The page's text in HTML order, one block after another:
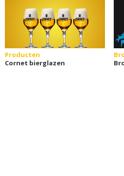
Producten
Cornet bierglazen